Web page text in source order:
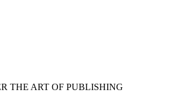
THE ART OF PUBLISHING